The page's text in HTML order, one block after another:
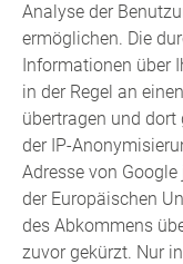
Analyse der
ermöglichen. Die
Informationen über
in der Regel an
übertragen und dort
der IP-
Adresse von
der Europäischen
des Abkommens
zuvor gekürzt. Nur